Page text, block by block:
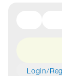
Login/